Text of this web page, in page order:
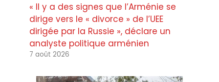
« Il y a des signes que l’Arménie se
dirige vers le « divorce » de l’UEE
dirigée par la Russie », déclare un
analyste politique arménien
7 août 2026